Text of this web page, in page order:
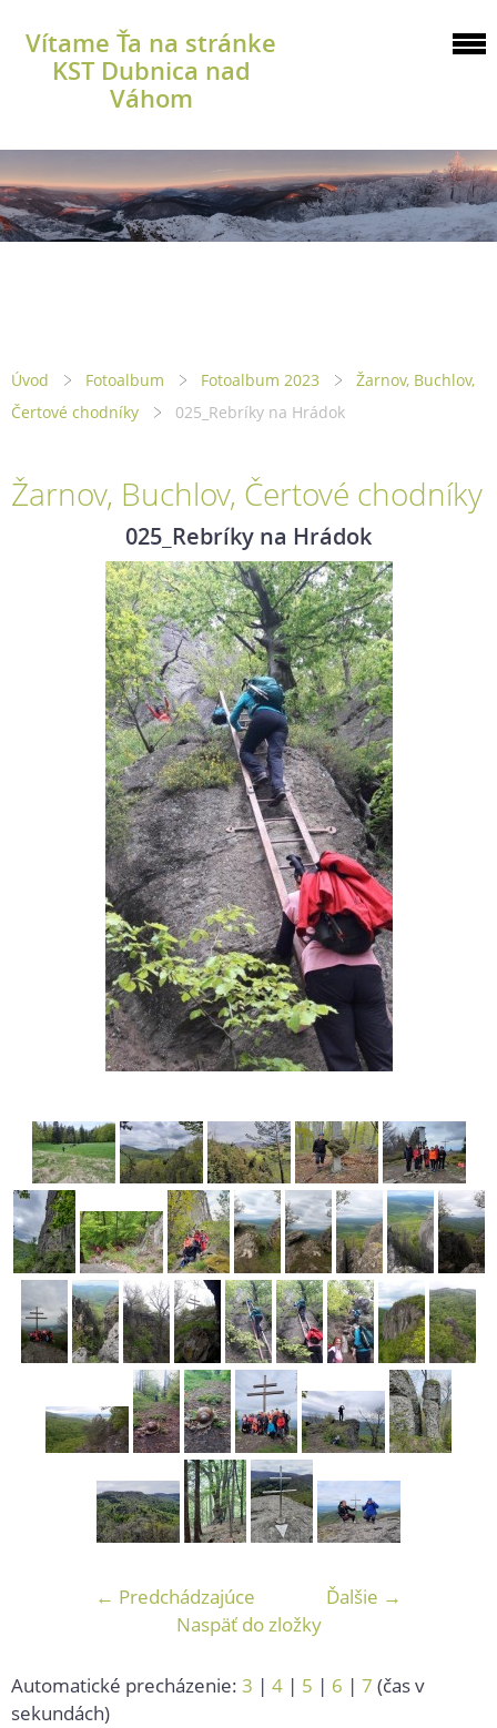
Vítame Ťa na stránke
KST Dubnica nad
Váhom
Úvod Fotoalbum Fotoalbum 2023
Žarnov, Buchlov,
Čertové chodníky
025_Rebríky na Hrádok
Žarnov, Buchlov, Čertové chodníky
025_Rebríky na Hrádok
← Predchádzajúce
Ďalšie →
Naspäť do zložky
Automatické precházenie: 3 | 4 | 5 | 6 | 7 (čas v
sekundách)